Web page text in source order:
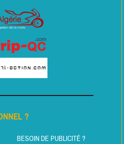
?
BESOIN DE PUBLICITÉ ?